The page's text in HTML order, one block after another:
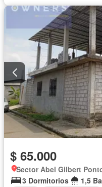
$ 65.000
Sector Abel Gilbert
3 Dormitorios
1,5